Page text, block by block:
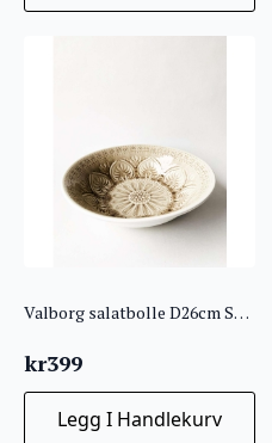
Valborg salatbolle D26cm Sand
kr399
Legg I Handlekurv